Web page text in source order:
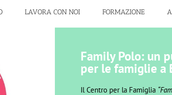
LAVORA CON NOI FORMAZIONE
Family Polo: un
per le famiglie a
Il Centro per la Famiglia